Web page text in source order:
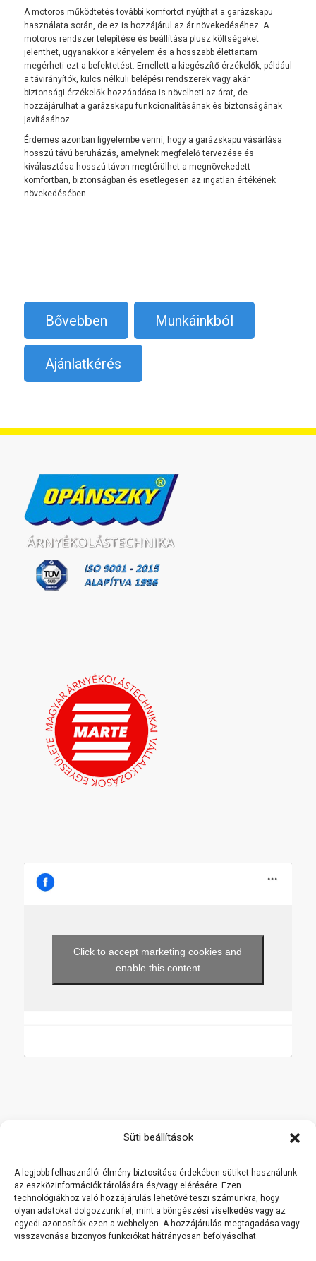
Süti beállítások
A legjobb felhasználói élmény biztosítása érdekében sütiket használunk
az eszközinformációk tárolására és/vagy elérésére. Ezen
technológiákhoz való hozzájárulás lehetővé teszi számunkra, hogy
olyan adatokat dolgozzunk fel, mint a böngészési viselkedés vagy az
egyedi azonosítók ezen a webhelyen. A hozzájárulás megtagadása vagy
visszavonása bizonyos funkciókat hátrányosan befolyásolhat.
A motoros működtetés további komfortot nyújthat a garázskapu
használata során, de ez is hozzájárul az ár növekedéséhez. A
motoros rendszer telepítése és beállítása plusz költségeket
jelenthet, ugyanakkor a kényelem és a hosszabb élettartam
megérheti ezt a befektetést. Emellett a kiegészítő érzékelők, például
a távirányítók, kulcs nélküli belépési rendszerek vagy akár
biztonsági érzékelők hozzáadása is növelheti az árat, de
hozzájárulhat a garázskapu funkcionalitásának és biztonságának
javításához.
Érdemes azonban figyelembe venni, hogy a garázskapu vásárlása
hosszú távú beruházás, amelynek megfelelő tervezése és
kiválasztása hosszú távon megtérülhet a megnövekedett
komfortban, biztonságban és esetlegesen az ingatlan értékének
növekedésében.
Bővebben Munkáinkból
Ajánlatkérés
Click to accept marketing cookies and
enable this content
Rólunk
Referenciák
Kapcsolat
Viszonteladóknak